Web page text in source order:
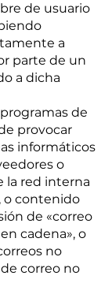
de usuario
a
parte de un
a dicha
de
provocar
informáticos
o
la red interna
o contenido
de «correo
cadena», o
no
correo no